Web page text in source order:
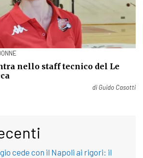
nello staff tecnico del Le
di Guido Casotti
cede con il Napoli ai rigori: il